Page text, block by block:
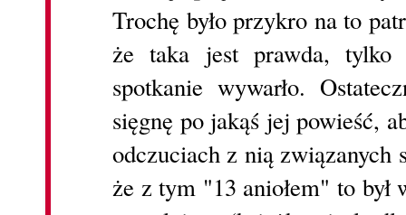
Trochę było przykro na to
że taka jest prawda,
spotkanie wywarło.
sięgnę po jakąś jej powieść,
odczuciach z nią związanych
że z tym "13 aniołem" to był